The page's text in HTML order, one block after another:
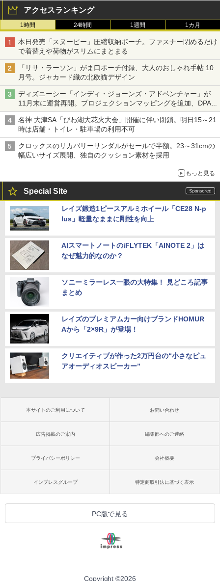
アクセスランキング
1時間 24時間 1週間 1カ月
本日発売「スヌーピー」圧縮収納ポーチ。ファスナー閉めるだけ
で着替えや荷物がスリムにまとまる
「リサ・ラーソン」がま口ポーチ付録、大人のおしゃれ手帖 10
月号。ジャカード織の北欧猫デザイン
ディズニーシー「インディ・ジョーンズ・アドベンチャー」が
11月末に運営再開。プロジェクションマッピングを追加、DPA
は1500円
名神 大津SA「びわ湖大花火大会」開催に伴い閉鎖。明日15～21
時は店舗・トイレ・駐車場の利用不可
クロックスのリカバリーサンダルがセールで半額。23～31cmの
幅広いサイズ展開、独自のクッション素材を採用
もっと見る
Special Site
レイズ鍛造1ピースアルミホイール「CE28 N-p
lus」軽量なままに剛性を向上
AIスマートノートのiFLYTEK「AINOTE 2」は
なぜ魅力的なのか？
ソニーミラーレス一眼の大特集！ 見どころ記事
まとめ
レイズのプレミアムカー向けブランドHOMUR
Aから「2×9R」が登場！
クリエイティブが作った2万円台の“小さなピュ
アオーディオスピーカー”
本サイトのご利用について お問い合わせ
広告掲載のご案内 編集部へのご連絡
プライバシーポリシー 会社概要
インプレスグループ 特定商取引法に基づく表示
PC版で見る
Copyright ©2026